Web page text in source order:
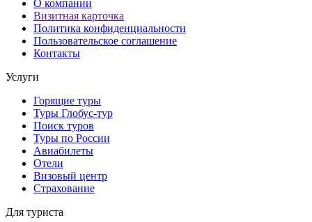
О компании
Визитная карточка
Политика конфиденциальности
Пользовательское соглашение
Контакты
Услуги
Горящие туры
Туры Глобус-тур
Поиск туров
Туры по России
Авиабилеты
Отели
Визовый центр
Страхование
Для туриста